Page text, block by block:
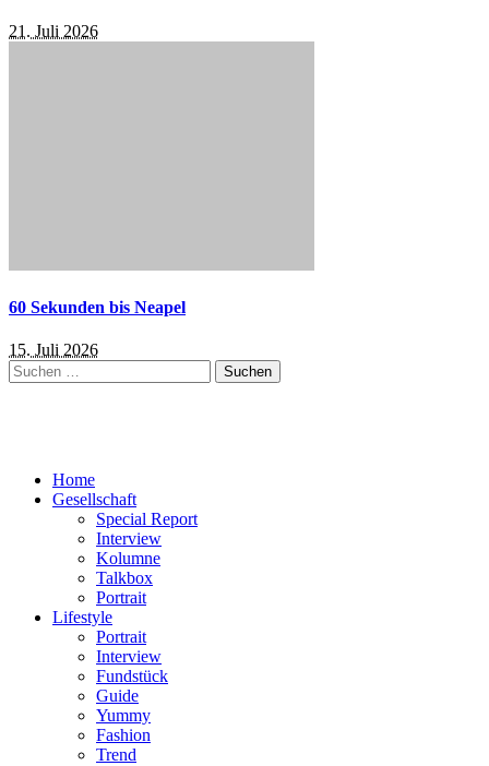
21. Juli 2026
60 Sekunden bis Neapel
15. Juli 2026
Suchen
nach:
Home
Gesellschaft
Special Report
Interview
Kolumne
Talkbox
Portrait
Lifestyle
Portrait
Interview
Fundstück
Guide
Yummy
Fashion
Trend